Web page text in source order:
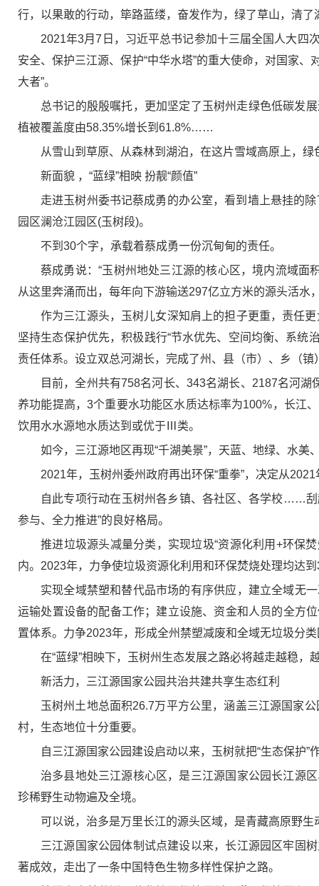
行，以果敢的行动，筚路蓝缕，奋发作为，绿了草山，清了
2021年3月7日，习近平总书记参加十三届全国人大四
安全、保护三江源、保护“中华水塔”的重大使命，对国家
大者”。
总书记的殷殷嘱托，更加坚定了玉树州走绿色低碳发
植被覆盖度由58.35%增长到61.8%……
从雪山到草原、从森林到湖泊，在这片雪域高原上，
新面貌 ，“蓝绿”相映 扮靓“颜值”
走进玉树州委书记蔡成勇的办公室，看到墙上悬挂的
园区澜沧江园区(玉树段)。
不到30个字，承载着蔡成勇一份沉甸甸的责任。
蔡成勇说：“玉树州地处三江源的核心区，境内流域
从这里奔涌而出，每年向下游输送297亿立方米的源头活水
作为三江源头，玉树儿女深知肩上的担子更重，责任
坚持生态保护优先，积极践行“节水优先、空间均衡、系统
责任体系。设立双总河湖长，完成了州、县（市）、乡（镇
目前，全州共有758名河长、343名湖长、2187名河
养功能提高，3个重要水功能区水质达标率为100%，长
饮用水水源地水质达到或优于Ⅲ类。
如今，三江源地区再现“千湖美景”，天蓝、地绿、水美
2021年，玉树州委州政府再出环保“重拳”，决定从
自此专项行动在玉树州各乡镇、各社区、各学校……刮
参与、全力推进”的良好格局。
推进垃圾源头减量分类，实现垃圾“资源化利用+环保
内。2023年，力争使垃圾资源化利用和环保焚烧处理均达
实现全域禁塑和替代品市场的有序供应，建立全域无
运输处置设备的配备工作；建立设施、资金和人员的全方
置体系。力争2023年，形成全州禁塑减废和全域无垃圾分
在“蓝绿”相映下，玉树州生态发展之路必将越走越稳，
新活力，三江源国家公园共治共建共享生态红利
玉树州土地总面积26.7万平方公里，涵盖三江源国家
村，生态地位十分重要。
自三江源国家公园建设启动以来，玉树就把“生态保护”
治多县地处三江源核心区，是三江源国家公园长江源
珍稀野生动物遍及全境。
可以说，治多是万里长江的源头区域，是青藏高原野
三江源国家公园体制试点建设以来，长江源园区牢固
著成效，走出了一条中国特色生物多样性保护之路。